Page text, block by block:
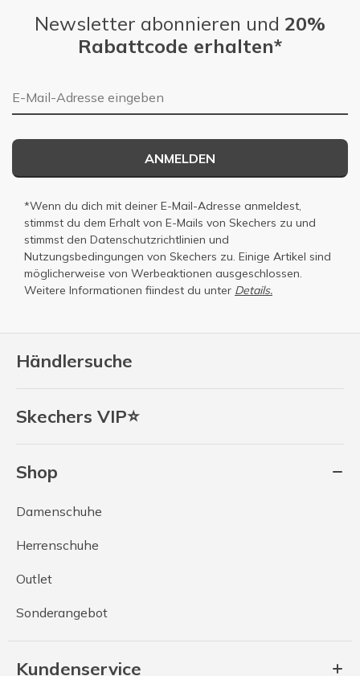
Händlersuche
Skechers VIP⭐
Shop
Damenschuhe
Herrenschuhe
Outlet
Sonderangebot
Kundenservice
Newsletter abonnieren und 20%
Rabattcode erhalten*
E-Mail-Adresse
ANMELDEN
*Wenn du dich mit deiner E-Mail-Adresse anmeldest,
stimmst du dem Erhalt von E-Mails von Skechers zu und
stimmst den Datenschutzrichtlinien und
Nutzungsbedingungen von Skechers zu. Einige Artikel sind
möglicherweise von Werbeaktionen ausgeschlossen.
Weitere Informationen fiindest du unter Details.